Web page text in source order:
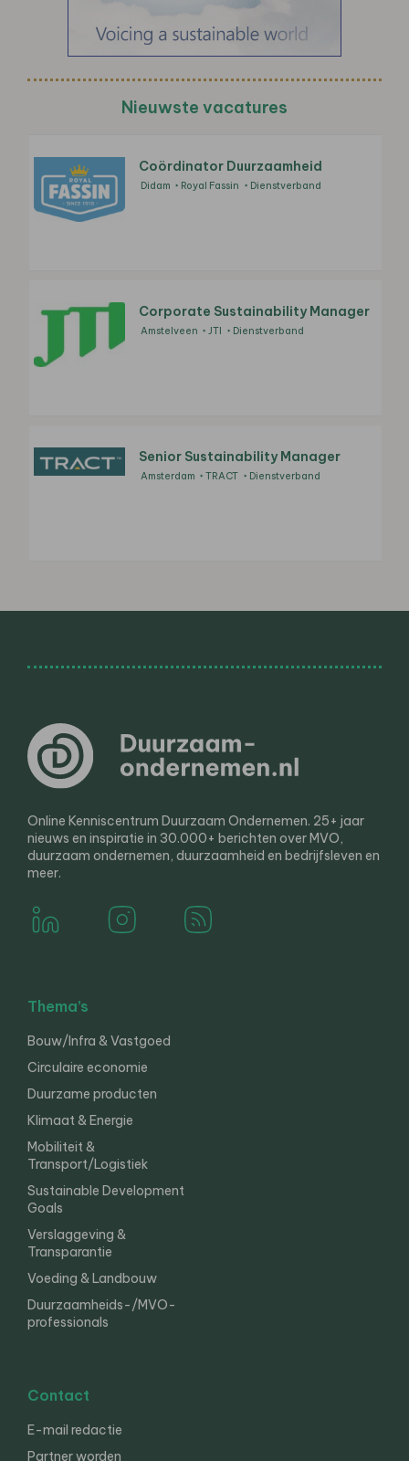
Nieuwste vacatures
Coördinator Duurzaamheid
Didam Royal Fassin Dienstverband
Corporate Sustainability Manager
Amstelveen JTI Dienstverband
Senior Sustainability Manager
Amsterdam TRACT Dienstverband
Online Kenniscentrum Duurzaam Ondernemen. 25+ jaar
nieuws en inspiratie in 30.000+ berichten over MVO,
duurzaam ondernemen, duurzaamheid en bedrijfsleven en
meer.
Thema’s
Bouw/Infra & Vastgoed
Circulaire economie
Duurzame producten
Klimaat & Energie
Mobiliteit &
Transport/Logistiek
Sustainable Development
Goals
Verslaggeving &
Transparantie
Voeding & Landbouw
Duurzaamheids-/MVO-
professionals
Contact
E-mail redactie
Partner worden